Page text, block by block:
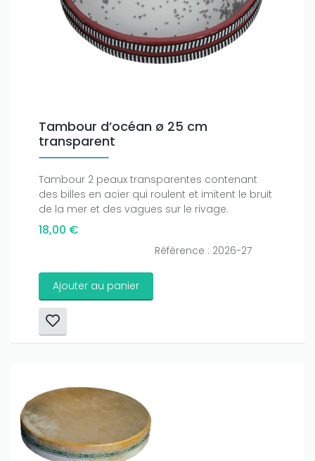
Tambour d’océan ø 25 cm
transparent
Tambour 2 peaux transparentes contenant
des billes en acier qui roulent et imitent le bruit
de la mer et des vagues sur le rivage.
18,00 €
Référence : 2026-27
Ajouter au panier